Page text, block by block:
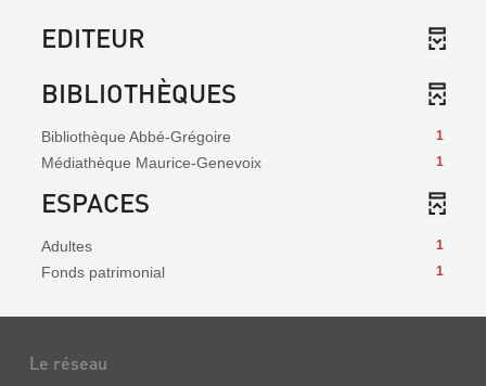
EDITEUR
BIBLIOTHÈQUES
1
Bibliothèque Abbé-Grégoire
1
Médiathèque Maurice-Genevoix
ESPACES
1
Adultes
1
Fonds patrimonial
Le réseau